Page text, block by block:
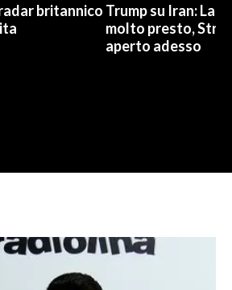
britannico Trump su Iran: La
molto presto,
aperto adesso